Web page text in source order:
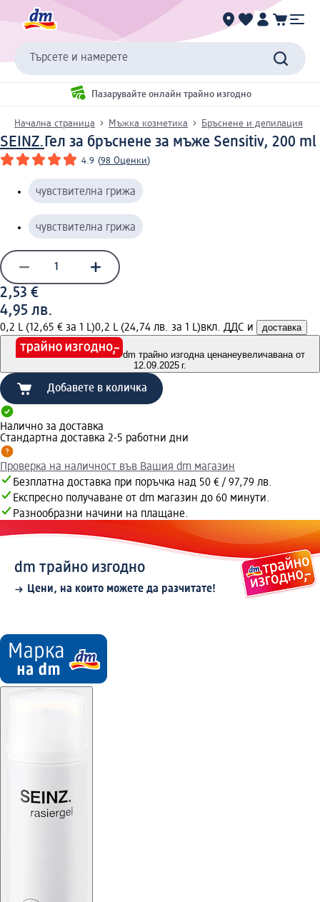
Търсете и намерете
Пазарувайте онлайн трайно изгодно
Начална страница Мъжка козметика Бръснене и депилация
SEINZ.Гел за бръснене за мъже Sensitiv, 200 ml
4.9 (98 Оценки)
чувствителна грижа
чувствителна грижа
2,53 €
4,95 лв.
0,2 L (12,65 € за 1 L)0,2 L (24,74 лв. за 1 L)вкл. ДДС и доставка
dm трайно изгодна ценанеувеличавана от
12.09.2025 г.
Добавете в количка
Налично за доставка
Стандартна доставка 2-5 работни дни
Проверка на наличност във Вашия dm магазин
Безплатна доставка при поръчка над 50 € / 97,79 лв.
Експресно получаване от dm магазин до 60 минути.
Разнообразни начини на плащане.
dm трайно изгодно
Цени, на които можете да разчитате!